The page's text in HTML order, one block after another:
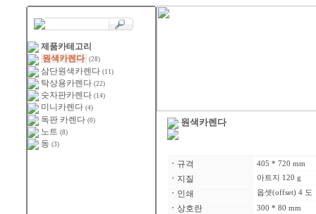
제품카테고리
원색카렌다 (28)
삼단원색카렌다 (11)
탁상용카렌다 (22)
숫자판카렌다 (14)
미니카렌다 (4)
독판 카렌다 (0)
노트 (8)
동 (3)
원색카렌다
ㆍ 규격 405 * 720 mm
ㆍ 지질 아트지 120 g
ㆍ 인쇄 옵셋(offset) 4 도
ㆍ 상호란 300 * 80 mm